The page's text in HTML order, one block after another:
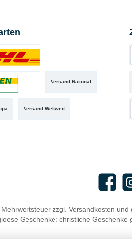
Versand National
Versand Weltweit
Bild 1
Facebook
zzgl. Versandkosten und
Geschenke: christliche Geschenke